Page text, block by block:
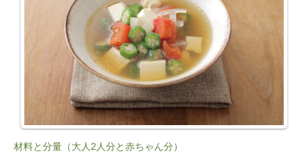
材料と分量（大人2人分と赤ちゃん分）